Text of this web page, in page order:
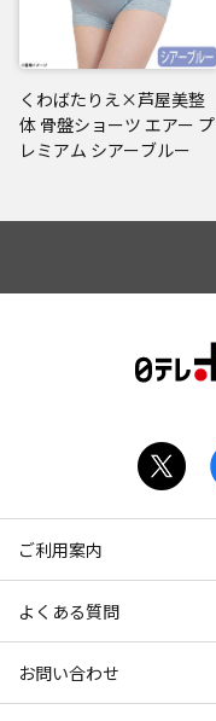
くわばたりえ×芦屋美整
体 骨盤ショーツ エアー プ
レミアム シアーブルー
ご利用案内
よくある質問
お問い合わせ